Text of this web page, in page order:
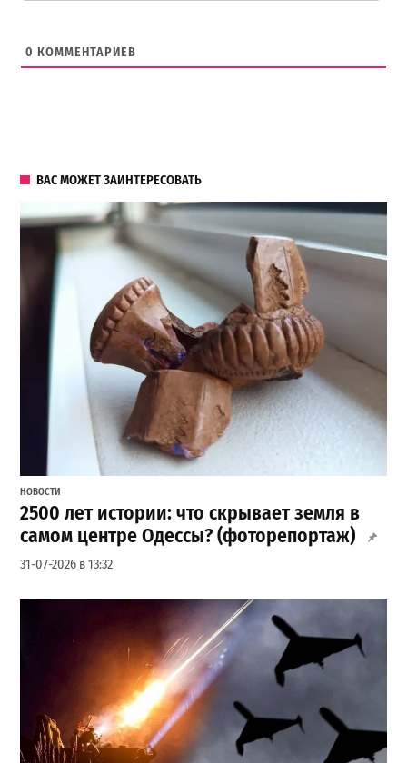
0 КОММЕНТАРИЕВ
ВАС МОЖЕТ ЗАИНТЕРЕСОВАТЬ
НОВОСТИ
2500 лет истории: что скрывает земля в
самом центре Одессы? (фоторепортаж)
31-07-2026 в 13:32